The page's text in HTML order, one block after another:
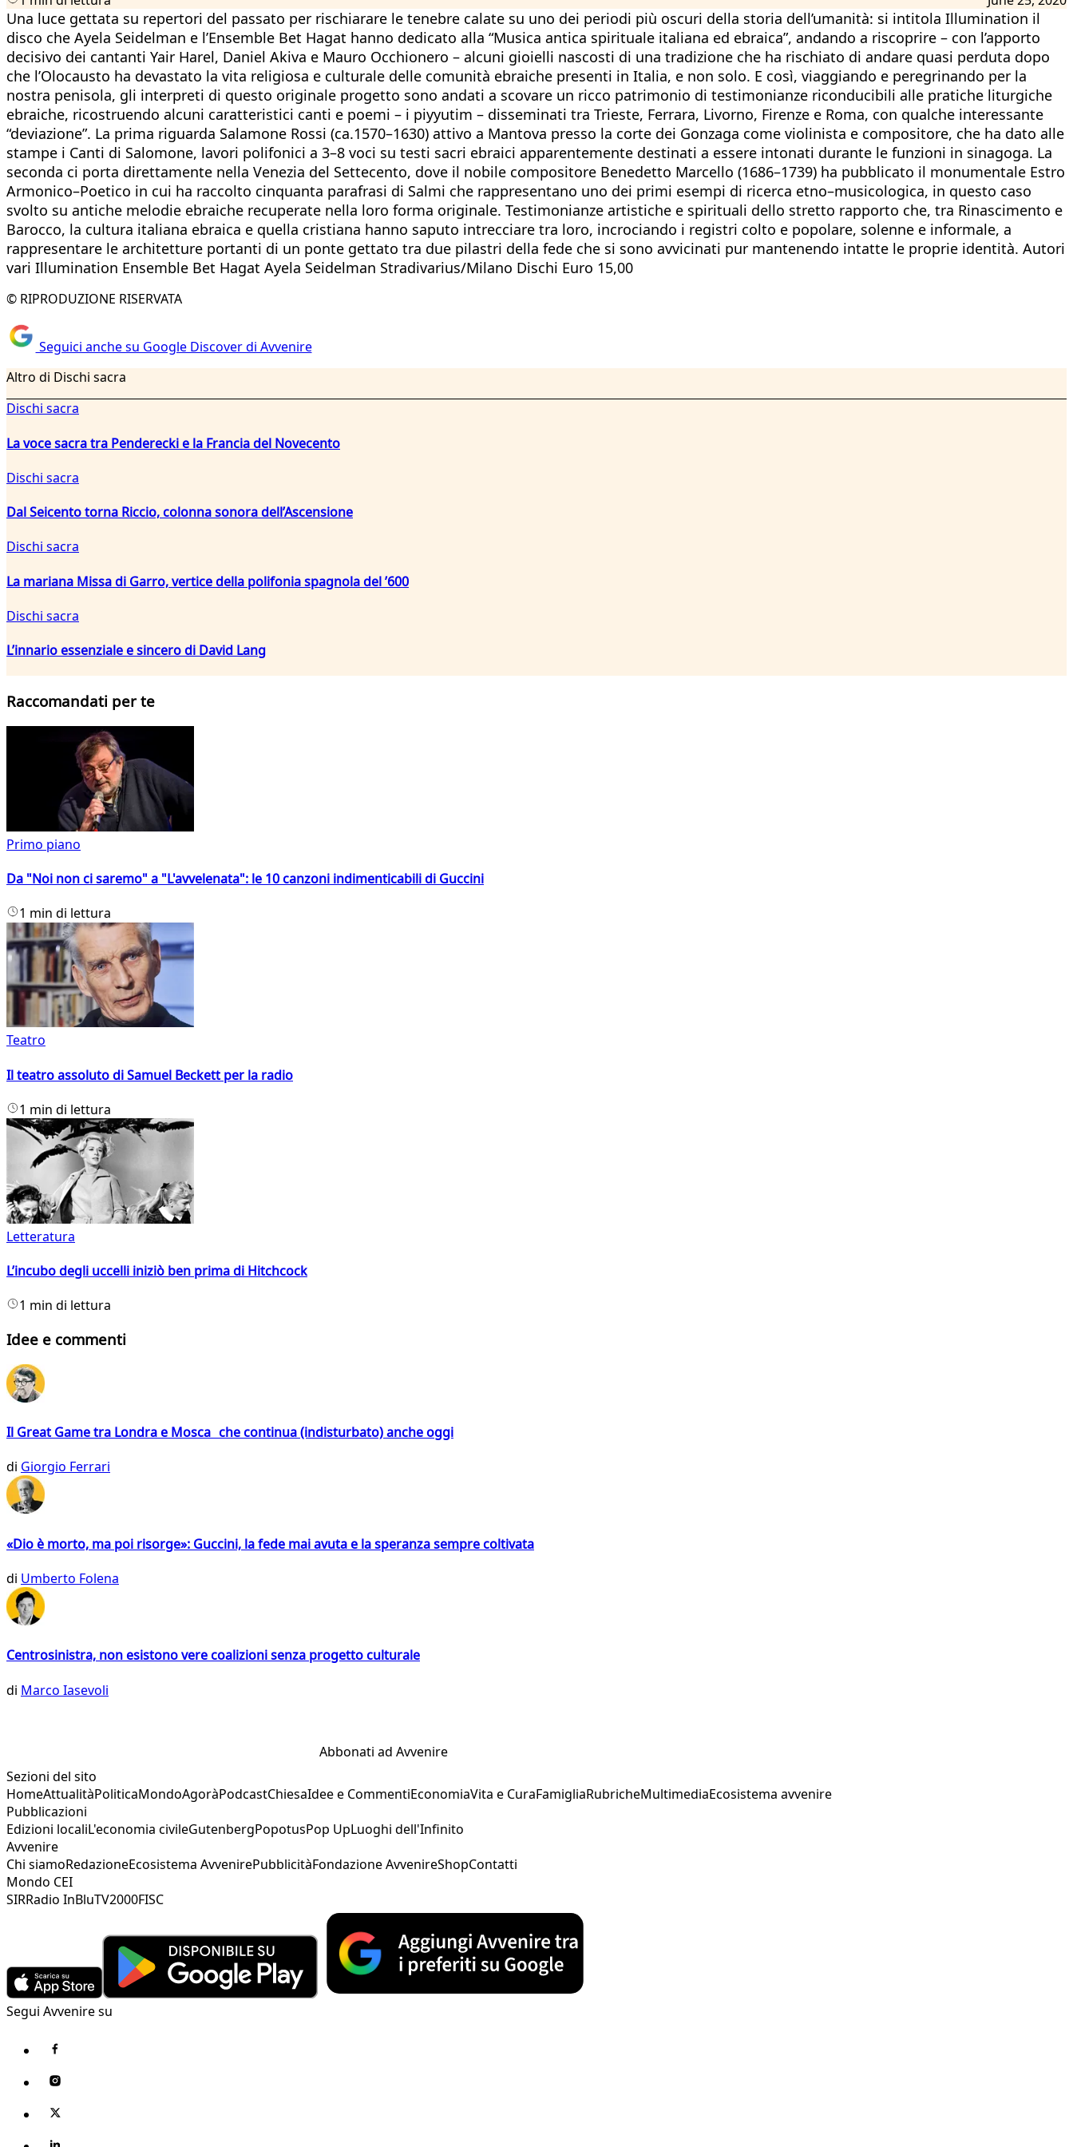
Una luce gettata su repertori del passato per rischiarare le tenebre calate su uno dei periodi più oscuri della storia dell’umanità: si intitola Illumination il
disco che Ayela Seidelman e l’Ensemble Bet Hagat hanno dedicato alla “Musica antica spirituale italiana ed ebraica”, andando a riscoprire – con l’apporto
decisivo dei cantanti Yair Harel, Daniel Akiva e Mauro Occhionero – alcuni gioielli nascosti di una tradizione che ha rischiato di andare quasi perduta dopo
che l’Olocausto ha devastato la vita religiosa e culturale delle comunità ebraiche presenti in Italia, e non solo. E così, viaggiando e peregrinando per la
nostra penisola, gli interpreti di questo originale progetto sono andati a scovare un ricco patrimonio di testimonianze riconducibili alle pratiche liturgiche
ebraiche, ricostruendo alcuni caratteristici canti e poemi – i piyyutim – disseminati tra Trieste, Ferrara, Livorno, Firenze e Roma, con qualche interessante
“deviazione”. La prima riguarda Salamone Rossi (ca.1570–1630) attivo a Mantova presso la corte dei Gonzaga come violinista e compositore, che ha dato alle
stampe i Canti di Salomone, lavori polifonici a 3–8 voci su testi sacri ebraici apparentemente destinati a essere intonati durante le funzioni in sinagoga. La
seconda ci porta direttamente nella Venezia del Settecento, dove il nobile compositore Benedetto Marcello (1686–1739) ha pubblicato il monumentale Estro
Armonico–Poetico in cui ha raccolto cinquanta parafrasi di Salmi che rappresentano uno dei primi esempi di ricerca etno–musicologica, in questo caso
svolto su antiche melodie ebraiche recuperate nella loro forma originale. Testimonianze artistiche e spirituali dello stretto rapporto che, tra Rinascimento e
Barocco, la cultura italiana ebraica e quella cristiana hanno saputo intrecciare tra loro, incrociando i registri colto e popolare, solenne e informale, a
rappresentare le architetture portanti di un ponte gettato tra due pilastri della fede che si sono avvicinati pur mantenendo intatte le proprie identità. Autori
vari Illumination Ensemble Bet Hagat Ayela Seidelman Stradivarius/Milano Dischi Euro 15,00
© RIPRODUZIONE RISERVATA
Seguici anche su Google Discover di Avvenire
Altro di Dischi sacra
Dischi sacra
La voce sacra tra Penderecki e la Francia del Novecento
Dischi sacra
Dal Seicento torna Riccio, colonna sonora dell’Ascensione
Dischi sacra
La mariana Missa di Garro, vertice della polifonia spagnola del ’600
Dischi sacra
L’innario essenziale e sincero di David Lang
Raccomandati per te
Primo piano
Da "Noi non ci saremo" a "L'avvelenata": le 10 canzoni indimenticabili di Guccini
1 min di lettura
Teatro
Il teatro assoluto di Samuel Beckett per la radio
1 min di lettura
Letteratura
L’incubo degli uccelli iniziò ben prima di Hitchcock
1 min di lettura
Idee e commenti
Il Great Game tra Londra e Mosca che continua (indisturbato) anche oggi
di Giorgio Ferrari
«Dio è morto, ma poi risorge»: Guccini, la fede mai avuta e la speranza sempre coltivata
di Umberto Folena
Centrosinistra, non esistono vere coalizioni senza progetto culturale
di Marco Iasevoli
Abbonati ad Avvenire
Sezioni del sito
HomeAttualitàPoliticaMondoAgoràPodcastChiesaIdee e CommentiEconomiaVita e CuraFamigliaRubricheMultimediaEcosistema avvenire
Pubblicazioni
Edizioni localiL'economia civileGutenbergPopotusPop UpLuoghi dell'Infinito
Avvenire
Chi siamoRedazioneEcosistema AvvenirePubblicitàFondazione AvvenireShopContatti
Mondo CEI
SIRRadio InBluTV2000FISC
Segui Avvenire su